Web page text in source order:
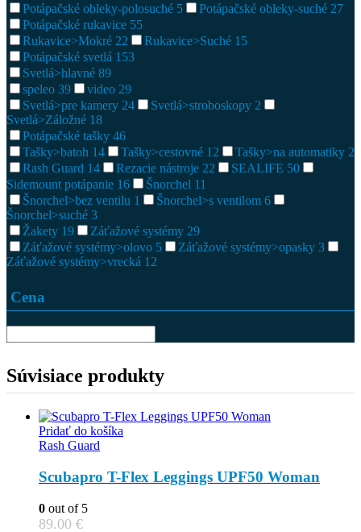
Potápačské obleky-polosuché 5 Potápačské obleky-suché 27
Potápačské rukavice 55
Rukavice>Mokré 22 Rukavice>Suché 15
Potápačské svetlá 153
Svetlá>hlavné 89
speleo 39 video 29
Svetlá>pre kamery 24 Svetlá>stroboskopy 2
Svetlá>Záložné 18
Potápačské tašky 46
Tašky>batoh 14 Tašky>cestovné 12 Tašky>na automatiky 2
Rash Guard 14 Rezacie nástroje 22 SEALIFE 50
Sidemount potápanie 16 Šnorchel 11
Šnorchel>bez ventilu 1 Šnorchel>s ventilom 6
Šnorchel>suché 3
Žakety 19 Záťažové systémy 29
Záťažové systémy>olovo 5 Záťažové systémy>opasky 3
Záťažové systémy>vrecká 12
Cena
Súvisiace produkty
Pridať do košíka
Rash Guard
Scubapro T-Flex Leggings UPF50 Woman
0 out of 5
89.00 €